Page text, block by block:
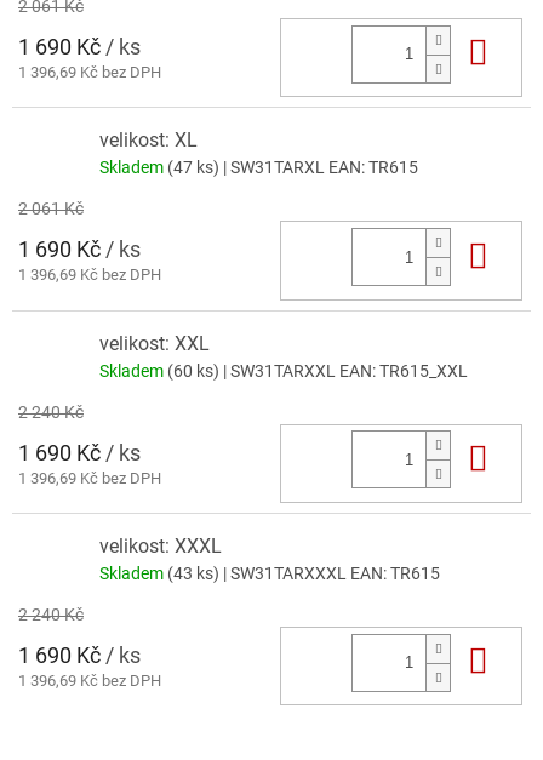
2 061 Kč
1 690 Kč / ks
1 396,69 Kč bez DPH
velikost: XL
Skladem (47 ks) | SW31TARXL EAN:TR615
2 061 Kč
1 690 Kč/ ks
1 396,69 Kč bez DPH
velikost: XXL
Skladem (60 ks) | SW31TARXXL EAN:TR615_XXL
2 240 Kč
1 690 Kč / ks
1 396,69 Kč bez DPH
velikost: XXXL
Skladem (43 ks) | SW31TARXXXL EAN:TR615
2 240 Kč
1 690 Kč / ks
1 396,69 Kč bez DPH